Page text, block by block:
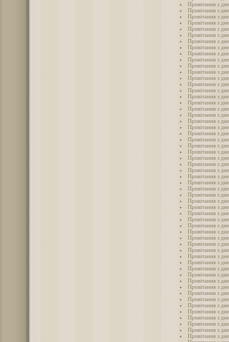
Привітання з
Привітання з
Привітання з
Привітання з
Привітання з
Привітання з
Привітання з
Привітання з
Привітання з
Привітання з
Привітання з
Привітання з
Привітання з
Привітання з
Привітання з
Привітання з
Привітання з
Привітання з
Привітання з
Привітання з
Привітання з
Привітання з
Привітання з
Привітання з
Привітання з
Привітання з
Привітання з
Привітання з
Привітання з
Привітання з
Привітання з
Привітання з
Привітання з
Привітання з
Привітання з
Привітання з
Привітання з
Привітання з
Привітання з
Привітання з
Привітання з
Привітання з
Привітання з
Привітання з
Привітання з
Привітання з
Привітання з
Привітання з
Привітання з
Привітання з
Привітання з
Привітання з
Привітання з
Привітання з
Привітання з